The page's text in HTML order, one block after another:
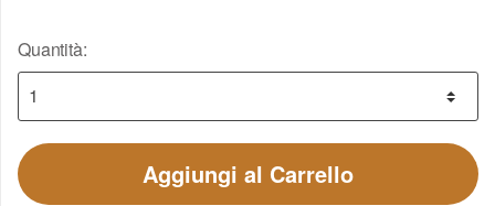
Quantità:
Aggiungi al Carrello